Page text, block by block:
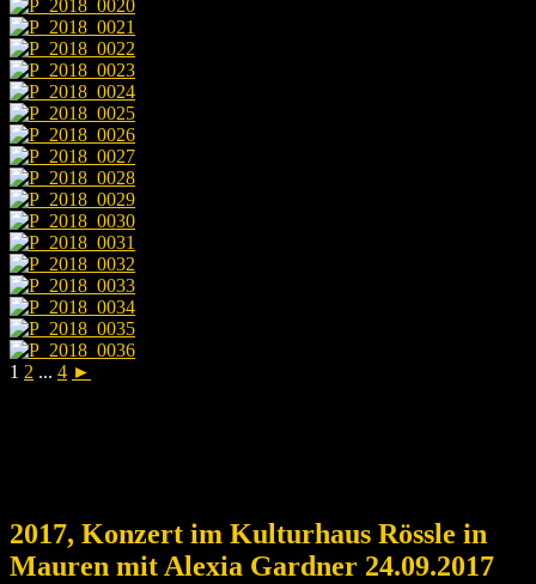
1 2 ... 4 ►
2017, Konzert im Kulturhaus Rössle in
Mauren mit Alexia Gardner 24.09.2017